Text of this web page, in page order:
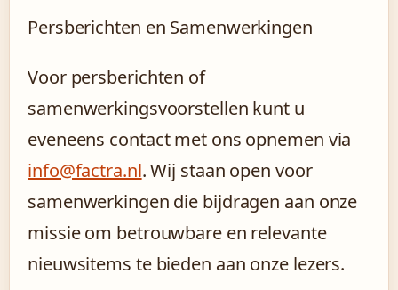
Persberichten en Samenwerkingen
Voor persberichten of
samenwerkingsvoorstellen kunt u
eveneens contact met ons opnemen via
info@factra.nl. Wij staan open voor
samenwerkingen die bijdragen aan onze
missie om betrouwbare en relevante
nieuwsitems te bieden aan onze lezers.